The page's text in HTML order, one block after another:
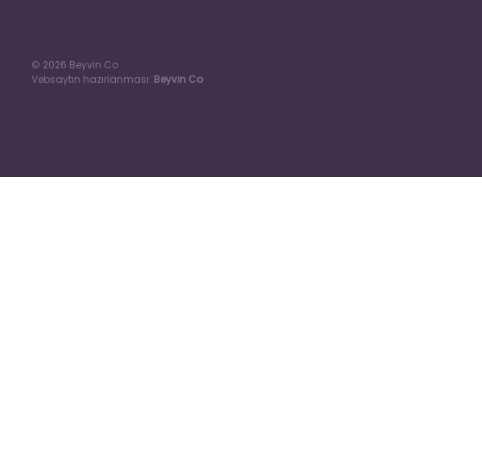
© 2026 Beyvin Co
Vebsaytın hazırlanması: Beyvin Co